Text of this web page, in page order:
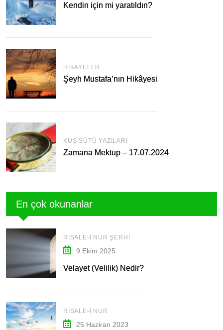
Kendin için mi yaratıldın?
HIKAYELER
Şeyh Mustafa’nın Hikâyesi
KUŞ SÜTÜ YAZILARI
Zamana Mektup – 17.07.2024
En çok okunanlar
RISALE-I NUR ŞERHI
9 Ekim 2025
Velayet (Velilik) Nedir?
RISALE-I NUR
25 Haziran 2023